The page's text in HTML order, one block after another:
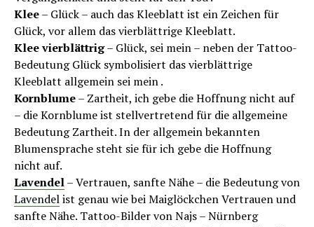
Klee– Glück – auch das Kleeblatt ist ein Zeichen für
Glück, vor allem das vierblättrige Kleeblatt.
Klee vierblättrig– Glück, sei mein – neben der Tattoo-
Bedeutung Glück symbolisiert das vierblättrige
Kleeblatt allgemein sei mein .
Kornblume– Zartheit, ich gebe die Hoffnung nicht auf
– die Kornblume ist stellvertretend für die allgemeine
Bedeutung Zartheit. In der allgemein bekannten
Blumensprache steht sie für ich gebe die Hoffnung
nicht auf.
Lavendel– Vertrauen, sanfte Nähe – die Bedeutung von
Lavendelist genau wie bei Maiglöckchen Vertrauen und
sanfte Nähe. Tattoo-Bilder von Najs – Nürnberg